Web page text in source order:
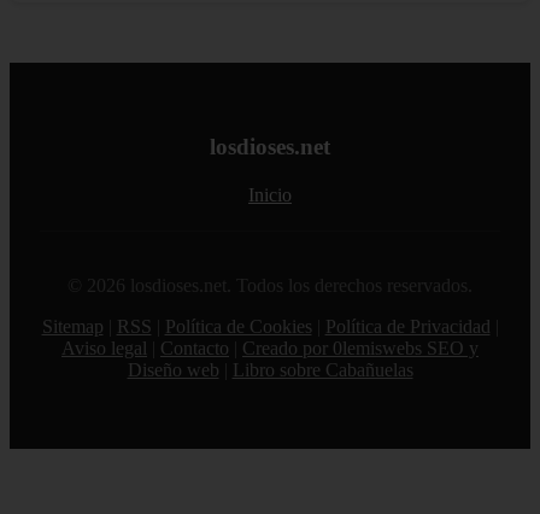
losdioses.net
Inicio
© 2026 losdioses.net. Todos los derechos reservados.
Sitemap
RSS Política de Cookies Política de Privacidad
Aviso legal
Contacto
Creado por 0lemiswebs SEO y
Diseño web
Libro sobre Cabañuelas